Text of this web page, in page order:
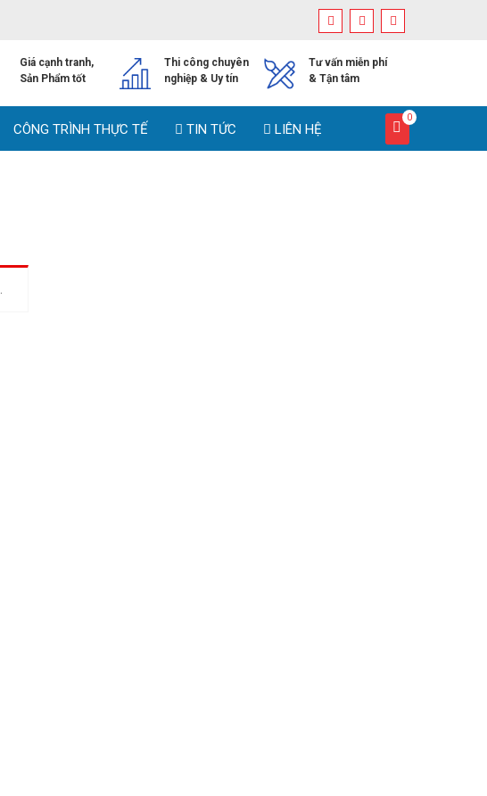
Giá cạnh tranh,
Sản Phẩm tốt
Thi công chuyên
nghiệp & Uy tín
Tư vấn miễn phí
& Tận tâm
CÔNG TRÌNH THỰC TẾ TIN TỨC LIÊN HỆ
0